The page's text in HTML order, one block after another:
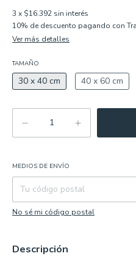
3 x $16.392 sin interés
10% de descuento pagando con
Ver más detalles
TAMAÑO
30 x 40 cm 40 x 60 cm
Entregas para el CP:
MEDIOS DE ENVÍO
No sé mi código postal
Descripción